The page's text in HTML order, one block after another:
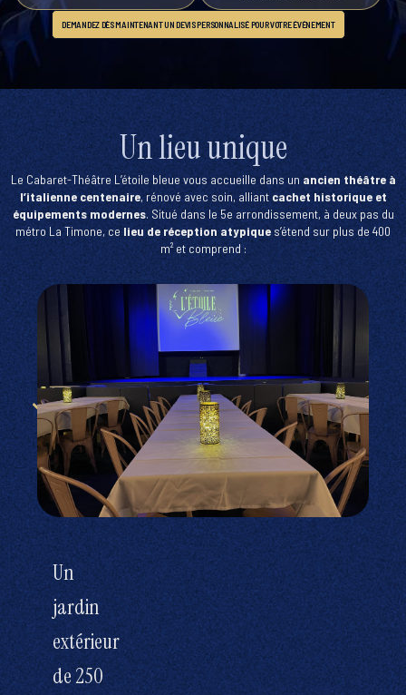
DEMANDEZ DÈS MAINTENANT UN DEVIS PERSONNALISÉ POUR VOTRE ÉVÉNEMENT
Un lieu unique
Le Cabaret-Théâtre L’étoile bleue vous accueille dans unancien théâtre à
l’italienne centenaire, rénové avec soin, alliantcachet historique et
équipements modernes. Situé dans le 5e arrondissement, à deux pas du
métro La Timone, celieu de réception atypique s’étend sur plus de 400
m² et comprend :
Une salle
principale
avec
scène,
loges,
balcon et
bar
Un
jardin
extérieur
de 250